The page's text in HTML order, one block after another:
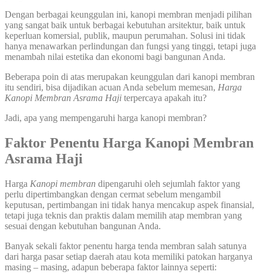
Dengan berbagai keunggulan ini, kanopi membran menjadi pilihan
yang sangat baik untuk berbagai kebutuhan arsitektur, baik untuk
keperluan komersial, publik, maupun perumahan. Solusi ini tidak
hanya menawarkan perlindungan dan fungsi yang tinggi, tetapi juga
menambah nilai estetika dan ekonomi bagi bangunan Anda.
Beberapa poin di atas merupakan keunggulan dari kanopi membran
itu sendiri, bisa dijadikan acuan Anda sebelum memesan, Harga
Kanopi Membran Asrama Haji terpercaya apakah itu?
Jadi, apa yang mempengaruhi harga kanopi membran?
Faktor Penentu Harga Kanopi Membran
Asrama Haji
Harga Kanopi membran dipengaruhi oleh sejumlah faktor yang
perlu dipertimbangkan dengan cermat sebelum mengambil
keputusan, pertimbangan ini tidak hanya mencakup aspek finansial,
tetapi juga teknis dan praktis dalam memilih atap membran yang
sesuai dengan kebutuhan bangunan Anda.
Banyak sekali faktor penentu harga tenda membran salah satunya
dari harga pasar setiap daerah atau kota memiliki patokan harganya
masing – masing, adapun beberapa faktor lainnya seperti: